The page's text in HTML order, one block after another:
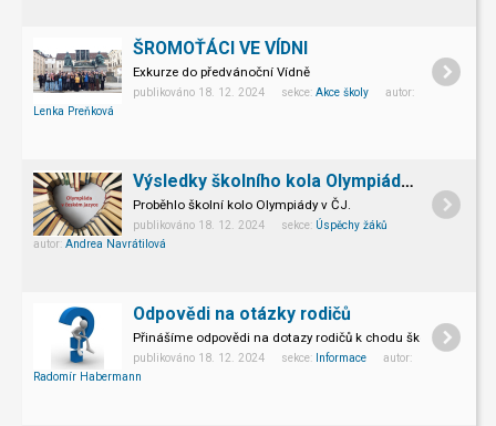
ŠROMOŤÁCI VE VÍDNI
Exkurze do předvánoční Vídně
publikováno 18. 12. 2024 sekce: Akce školy autor:
Lenka Preňková
Výsledky školního kola Olympiády českého jazyka
Proběhlo školní kolo Olympiády v ČJ.
publikováno 18. 12. 2024 sekce: Úspěchy žáků
autor: Andrea Navrátilová
Odpovědi na otázky rodičů
Přinášíme odpovědi na dotazy rodičů k chodu školy.
publikováno 18. 12. 2024 sekce: Informace autor:
Radomír Habermann